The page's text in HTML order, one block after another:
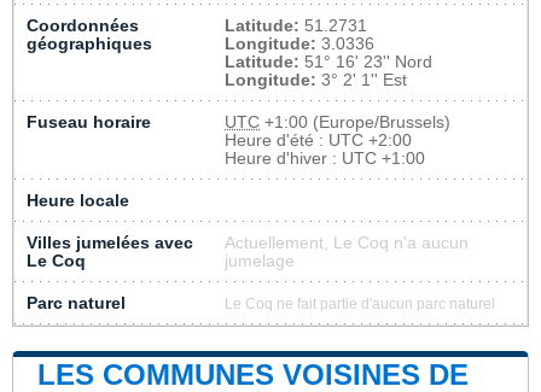
Coordonnées
géographiques
Latitude: 51.2731
Longitude: 3.0336
Latitude: 51° 16' 23'' Nord
Longitude: 3° 2' 1'' Est
Fuseau horaire UTC +1:00 (Europe/Brussels)
Heure d'été : UTC +2:00
Heure d'hiver : UTC +1:00
Heure locale
Villes jumelées avec
Le Coq
Actuellement, Le Coq n'a aucun
jumelage
Parc naturel Le Coq ne fait partie d'aucun parc naturel
LES COMMUNES VOISINES DE